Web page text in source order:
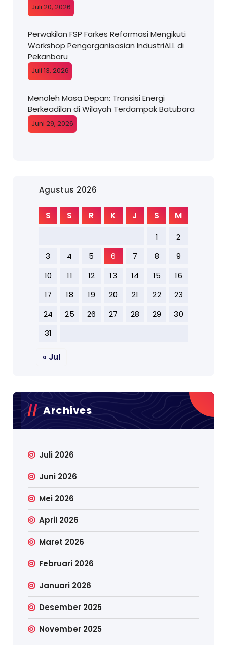
Juli 20, 2026
Perwakilan FSP Farkes Reformasi Mengikuti
Workshop Pengorganisasian IndustriALL di
Pekanbaru
Juli 13, 2026
Menoleh Masa Depan: Transisi Energi
Berkeadilan di Wilayah Terdampak Batubara
Juni 29, 2026
Agustus 2026
S S R K J S M
1
2
3
4 5 6 7 8
9
10
11 12 13 14 15
16
17
18 19 20 21 22
23
24
25 26 27 28 29
30
31
« Jul
Archives
Juli 2026
Juni 2026
Mei 2026
April 2026
Maret 2026
Februari 2026
Januari 2026
Desember 2025
November 2025